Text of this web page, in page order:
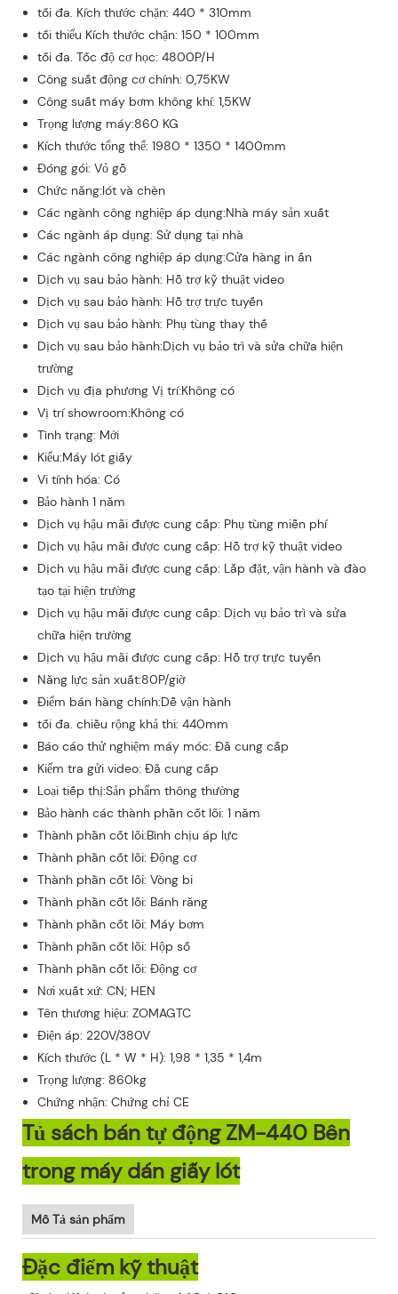
tối đa. Kích thước chặn: 440 * 310mm
tối thiểu Kích thước chặn: 150 * 100mm
tối đa. Tốc độ cơ học: 4800P/H
Công suất động cơ chính: 0,75KW
Công suất máy bơm không khí: 1,5KW
Trọng lượng máy:860 KG
Kích thước tổng thể: 1980 * 1350 * 1400mm
Đóng gói: Vỏ gỗ
Chức năng:lót và chèn
Các ngành công nghiệp áp dụng:Nhà máy sản xuất
Các ngành áp dụng: Sử dụng tại nhà
Các ngành công nghiệp áp dụng:Cửa hàng in ấn
Dịch vụ sau bảo hành: Hỗ trợ kỹ thuật video
Dịch vụ sau bảo hành: Hỗ trợ trực tuyến
Dịch vụ sau bảo hành: Phụ tùng thay thế
Dịch vụ sau bảo hành:Dịch vụ bảo trì và sửa chữa hiện
trường
Dịch vụ địa phương Vị trí:Không có
Vị trí showroom:Không có
Tình trạng: Mới
Kiểu:Máy lót giấy
Vi tính hóa: Có
Bảo hành 1 năm
Dịch vụ hậu mãi được cung cấp: Phụ tùng miễn phí
Dịch vụ hậu mãi được cung cấp: Hỗ trợ kỹ thuật video
Dịch vụ hậu mãi được cung cấp: Lắp đặt, vận hành và đào
tạo tại hiện trường
Dịch vụ hậu mãi được cung cấp: Dịch vụ bảo trì và sửa
chữa hiện trường
Dịch vụ hậu mãi được cung cấp: Hỗ trợ trực tuyến
Năng lực sản xuất:80P/giờ
Điểm bán hàng chính:Dễ vận hành
tối đa. chiều rộng khả thi: 440mm
Báo cáo thử nghiệm máy móc: Đã cung cấp
Kiểm tra gửi video: Đã cung cấp
Loại tiếp thị:Sản phẩm thông thường
Bảo hành các thành phần cốt lõi: 1 năm
Thành phần cốt lõi:Bình chịu áp lực
Thành phần cốt lõi: Động cơ
Thành phần cốt lõi: Vòng bi
Thành phần cốt lõi: Bánh răng
Thành phần cốt lõi: Máy bơm
Thành phần cốt lõi: Hộp số
Thành phần cốt lõi: Động cơ
Nơi xuất xứ: CN; HEN
Tên thương hiệu: ZOMAGTC
Điện áp: 220V/380V
Kích thước (L * W * H): 1,98 * 1,35 * 1,4m
Trọng lượng: 860kg
Chứng nhận: Chứng chỉ CE
Tủ sách bán tự động ZM-440 Bên
trong máy dán giấy lót
Mô Tả sản phẩm
Đặc điểm kỹ thuật